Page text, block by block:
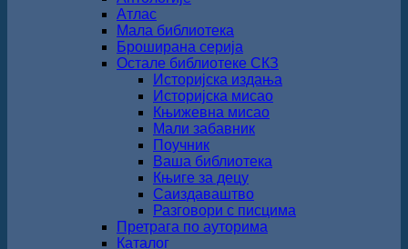
Атлас
Мала библиотека
Броширана серија
Остале библиотеке СКЗ
Историјска издања
Историјска мисао
Књижевна мисао
Мали забавник
Поучник
Ваша библиотека
Књиге за децу
Саиздаваштво
Разговори с писцима
Претрага по ауторима
Каталог